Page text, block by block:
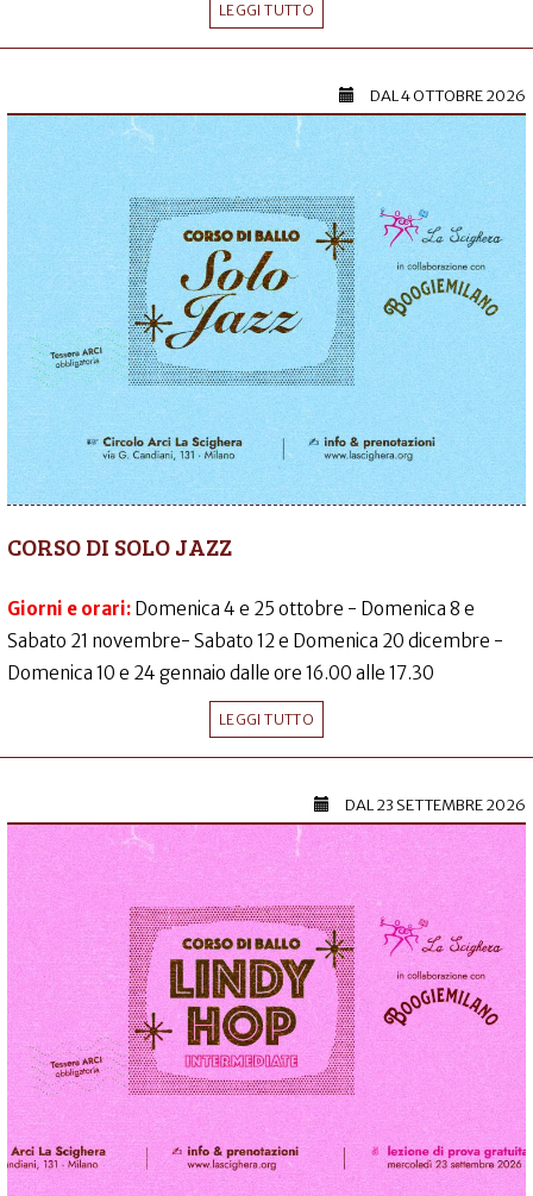
LEGGI TUTTO
DAL4 OTTOBRE 2026
CORSO DI SOLO JAZZ
Giorni e orari: Domenica 4 e 25 ottobre - Domenica 8 e
Sabato 21 novembre- Sabato 12 e Domenica 20 dicembre -
Domenica 10 e 24 gennaio dalle ore 16.00 alle 17.30
LEGGI TUTTO
DAL23 SETTEMBRE 2026